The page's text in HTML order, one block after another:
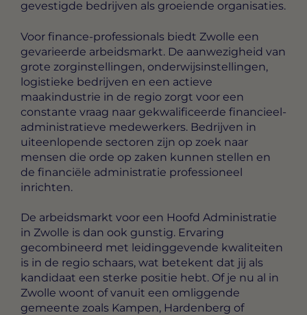
gevestigde bedrijven als groeiende organisaties.
Voor finance-professionals biedt Zwolle een
gevarieerde arbeidsmarkt. De aanwezigheid van
grote zorginstellingen, onderwijsinstellingen,
logistieke bedrijven en een actieve
maakindustrie in de regio zorgt voor een
constante vraag naar gekwalificeerde financieel-
administratieve medewerkers. Bedrijven in
uiteenlopende sectoren zijn op zoek naar
mensen die orde op zaken kunnen stellen en
de financiële administratie professioneel
inrichten.
De arbeidsmarkt voor een Hoofd Administratie
in Zwolle is dan ook gunstig. Ervaring
gecombineerd met leidinggevende kwaliteiten
is in de regio schaars, wat betekent dat jij als
kandidaat een sterke positie hebt. Of je nu al in
Zwolle woont of vanuit een omliggende
gemeente zoals Kampen, Hardenberg of